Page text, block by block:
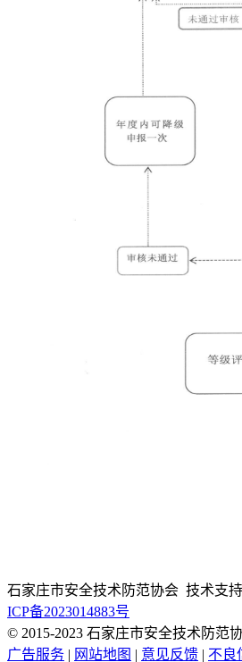
石家庄市安全技术防范协会 技术支持
ICP备2023014883号
© 2015-2023 石家庄市安全技术防范
广告服务 | 网站地图 | 意见反馈 | 不良